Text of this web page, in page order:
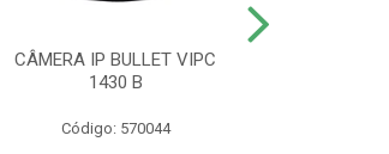
CÂMERA IP BULLET VIPC
1430 B
Código: 570044